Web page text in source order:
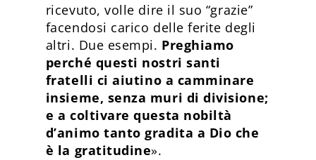
ricevuto, volle dire il suo “grazie”
facendosi carico delle ferite degli
altri. Due esempi. Preghiamo
perché questi nostri santi
fratelli ci aiutino a camminare
insieme, senza muri di divisione;
e a coltivare questa nobiltà
d’animo tanto gradita a Dio che
è la gratitudine».